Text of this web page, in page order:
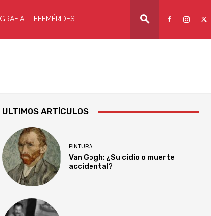
EFEMÉRIDES
ULTIMOS ARTÍCULOS
PINTURA
Van Gogh: ¿Suicidio o muerte
accidental?